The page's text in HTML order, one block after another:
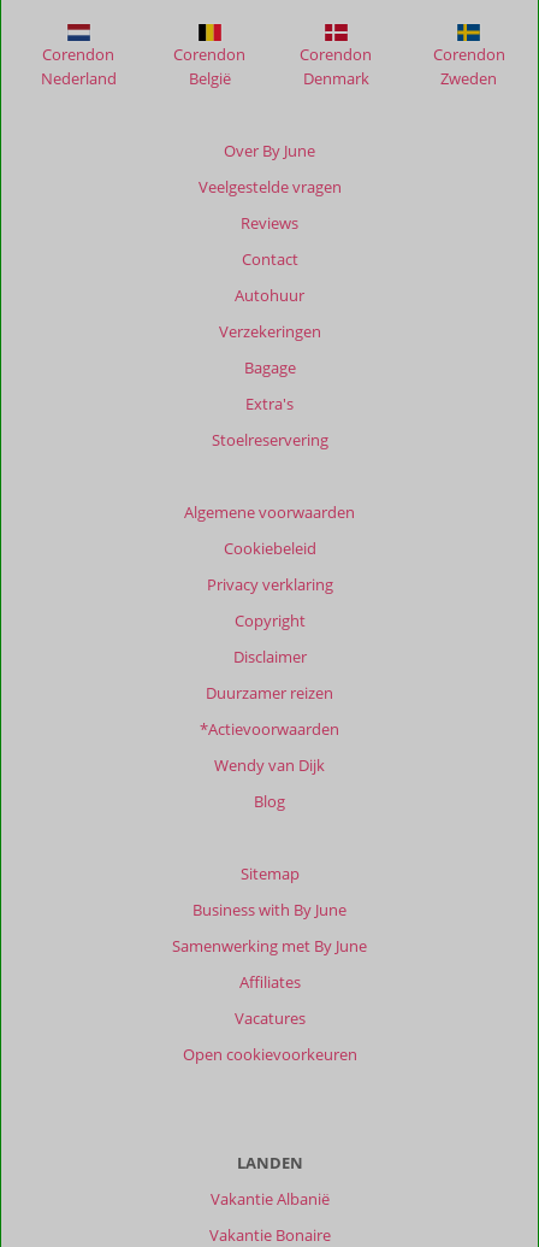
Over By June
Veelgestelde vragen
Reviews
Contact
Autohuur
Verzekeringen
Bagage
Extra's
Stoelreservering
Algemene voorwaarden
Cookiebeleid
Privacy verklaring
Copyright
Disclaimer
Duurzamer reizen
*Actievoorwaarden
Wendy van Dijk
Blog
Sitemap
Business with By June
Samenwerking met By June
Affiliates
Vacatures
Open cookievoorkeuren
Corendon
Nederland
Corendon
België
Corendon
Denmark
Corendon
Zweden
LANDEN
Vakantie Albanië
Vakantie Bonaire